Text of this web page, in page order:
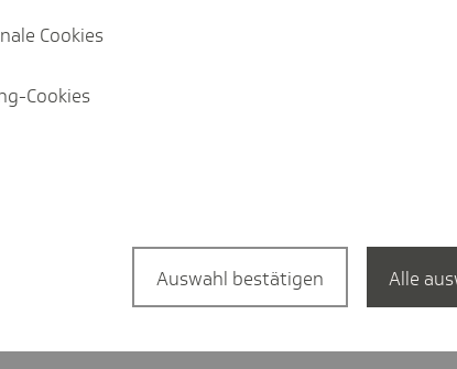
in English?
Cookies
Cookies
Auswahl bestätigen Alle